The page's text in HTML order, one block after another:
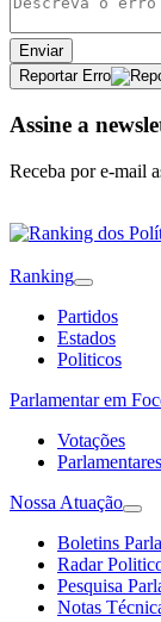
Enviar
Reportar Erro
Assine a
Receba por e-mail
Ranking
Partidos
Estados
Politicos
Parlamentar em
Votações
Nossa Atuação
Boletins
Radar
Pesquisa
Notas